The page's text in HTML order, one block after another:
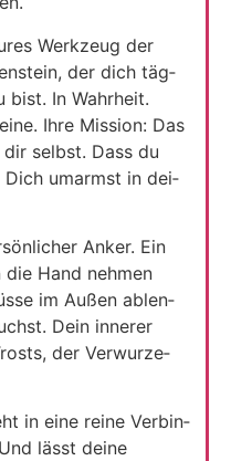
Werk­zeug der
der dich täg­
bist. In Wahr­heit.
Ihre Mis­si­on: Das
selbst. Dass du
Dich umarmst in dei­
Anker. Ein
Hand neh­men
im Außen ablen­
Dein inne­rer
der Ver­wur­ze­
in eine rei­ne Ver­bin­
lässt dei­ne